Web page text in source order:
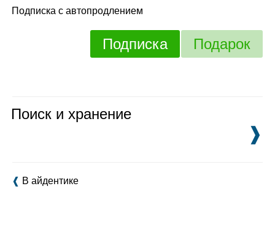
Подписка с автопродлением
Подписка Подарок
❰ В айдентике
Поиск и хранение
❱